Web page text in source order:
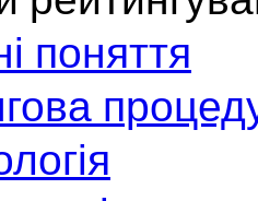
поняття